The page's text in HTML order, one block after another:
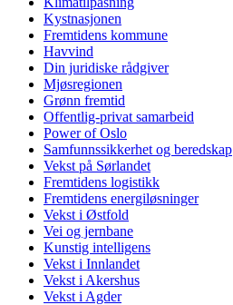
Kystnasjonen
Fremtidens kommune
Havvind
Din juridiske rådgiver
Mjøsregionen
Grønn fremtid
Offentlig-privat samarbeid
Power of Oslo
Samfunnssikkerhet og beredskap
Vekst på Sørlandet
Fremtidens logistikk
Fremtidens energiløsninger
Vekst i Østfold
Vei og jernbane
Kunstig intelligens
Vekst i Innlandet
Vekst i Akershus
Vekst i Agder